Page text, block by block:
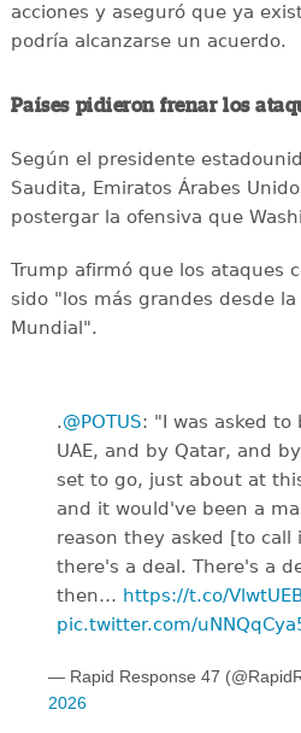
acciones y aseguró que ya
podría alcanzarse un acuerdo.
Países pidieron frenar los
Según el presidente
Saudita, Emiratos Árabes
postergar la ofensiva que
Trump afirmó que los ataques
sido "los más grandes desde
Mundial".
.@POTUS: "I was asked to
UAE, and by Qatar, and by
set to go, just about at
and it would've been a
reason they asked [to
there's a deal. There's a
then… https://t.co/
pic.twitter.com/
— Rapid Response 47
2026